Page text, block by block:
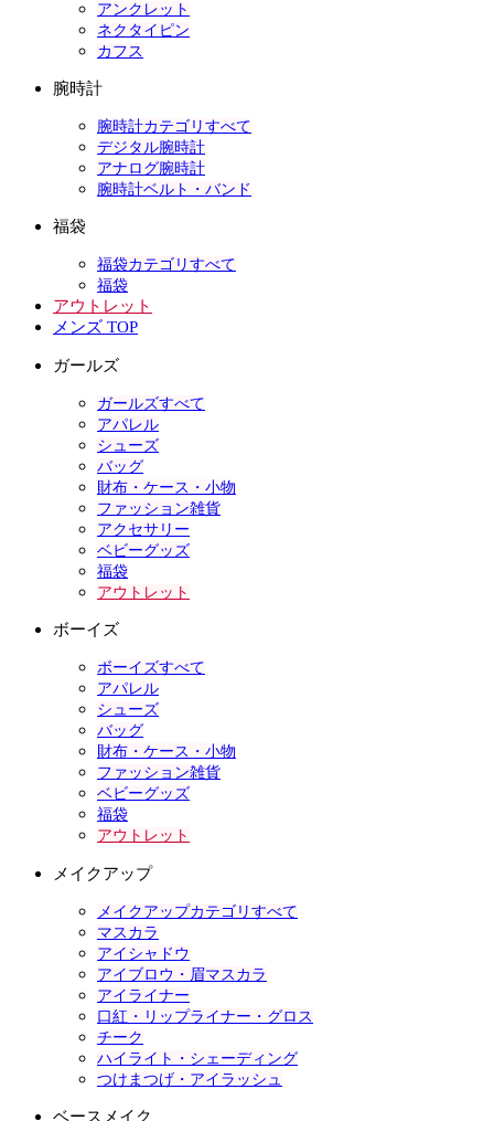
アンクレット
ネクタイピン
カフス
腕時計
腕時計カテゴリすべて
デジタル腕時計
アナログ腕時計
腕時計ベルト・バンド
福袋
福袋カテゴリすべて
福袋
アウトレット
メンズ TOP
ガールズ
ガールズすべて
アパレル
シューズ
バッグ
財布・ケース・小物
ファッション雑貨
アクセサリー
ベビーグッズ
福袋
アウトレット
ボーイズ
ボーイズすべて
アパレル
シューズ
バッグ
財布・ケース・小物
ファッション雑貨
ベビーグッズ
福袋
アウトレット
メイクアップ
メイクアップカテゴリすべて
マスカラ
アイシャドウ
アイブロウ・眉マスカラ
アイライナー
口紅・リップライナー・グロス
チーク
ハイライト・シェーディング
つけまつげ・アイラッシュ
ベースメイク